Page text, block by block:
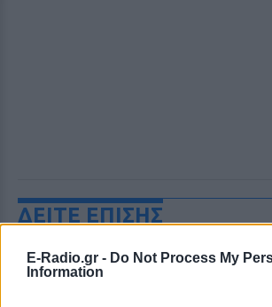
E-Radio.gr - Do Not Process My
Information
ΔΕΙΤΕ ΕΠΙΣΗΣ
ΣΤΗΝ ΙΔΙΑ ΚΑΤΗΓΟΡΙΑ